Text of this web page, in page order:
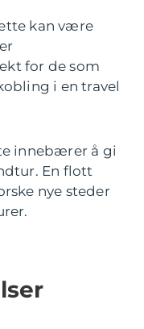
kan være
for de som
i en travel
innebærer å gi
En flott
nye steder